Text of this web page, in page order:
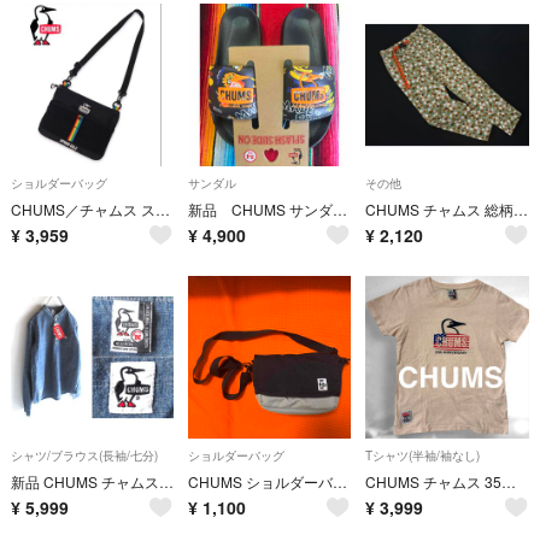
ショルダーバッグ
CHUMS／チャムス スプリングデール サコッシュ（ユニセックス）ブラック×レインボー CH60-4103／One Size
¥ 3,959
サンダル
新品 CHUMS サンダル ブービー チャムス food 24 レディース
¥ 4,900
その他
CHUMS チャムス 総柄 イージー パンツ sizeM/グレーｘ緑 ■■ レディース
¥ 2,120
シャツ/ブラウス(長袖/七分)
新品 CHUMS チャムス Hurricane Shirt ロゴワッペン コットンシャンブレー プルオーバー ハリケーンシャツ M
¥ 5,999
ショルダーバッグ
CHUMS ショルダーバッグ CH60-3608
¥ 1,100
Tシャツ(半袖/袖なし)
CHUMS チャムス 35周年記念限定Tシャツ レディースMサイズ ベージュ
¥ 3,999